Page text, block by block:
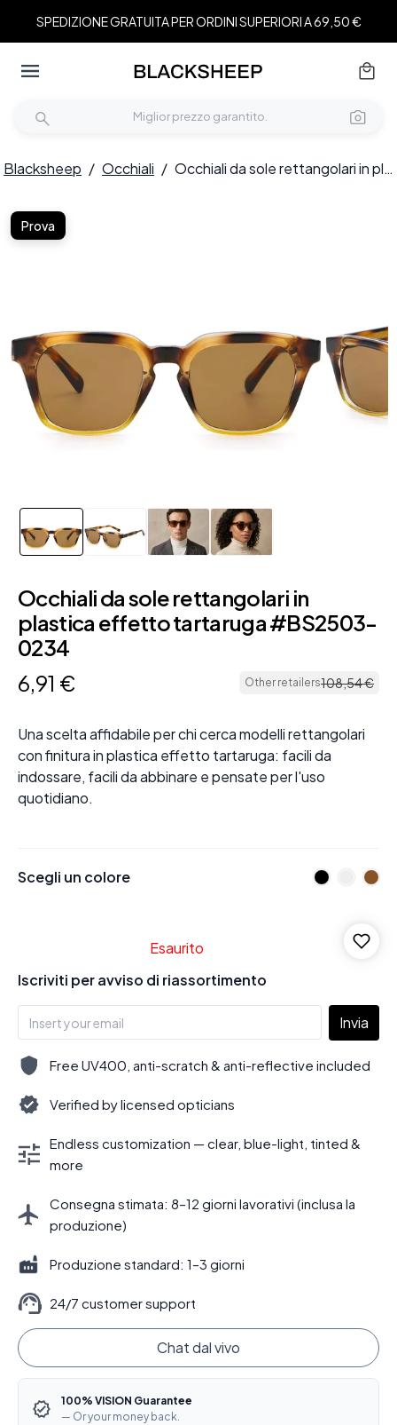
SPEDIZIONE GRATUITA PER ORDINI SUPERIORI A 69,50 €
Blacksheep / Occhiali / Occhiali da sole rettangolari in plastica effetto tartaruga #BS2503-0234
Prova
Occhiali da sole rettangolari in
plastica effetto tartaruga #BS2503-
0234
6,91 € Other retailers108,54€
Una scelta affidabile per chi cerca modelli rettangolari
con finitura in plastica effetto tartaruga: facili da
indossare, facili da abbinare e pensate per l'uso
quotidiano.
Scegli un colore
Esaurito
Iscriviti per avviso di riassortimento
Invia
Free UV400, anti-scratch & anti-reflective included
Verified by licensed opticians
Endless customization — clear, blue-light, tinted &
more
Consegna stimata: 8–12 giorni lavorativi (inclusa la
produzione)
Produzione standard: 1–3 giorni
24/7 customer support
Chat dal vivo
100% VISION Guarantee
— Or your money back.